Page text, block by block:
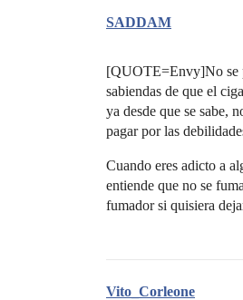
SADDAM
[QUOTE=Envy]No se
sabiendas de que el
ya desde que se sabe,
pagar por las
Cuando eres adicto a
entiende que no se
fumador si quisiera
Vito_Corleone